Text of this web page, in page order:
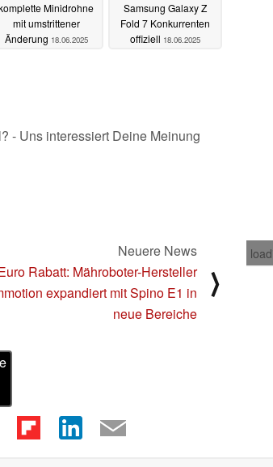
Minidrohne
mit umstrittener
Änderung 18.06.2025
Samsung Galaxy Z
Fold 7 Konkurrenten
offiziell 18.06.2025
- Uns interessiert Deine Meinung
Neuere News
Rabatt: Mähroboter-Hersteller
expandiert mit Spino E1 in
neue Bereiche
⟩